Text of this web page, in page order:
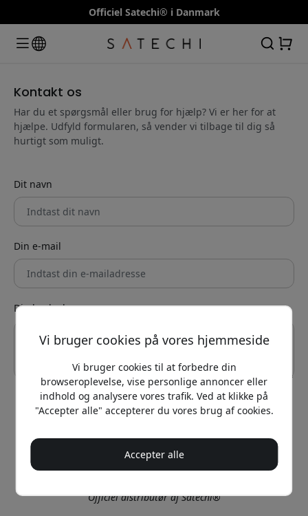
Officiel Satechi® i Danmark
Kontakt os
Har du et spørgsmål eller brug for hjælp? Vi er her for at
hjælpe. Udfyld formularen, så vender vi tilbage til dig så
hurtigt som muligt.
Dit navn
Din e-mail
Din besked
Send
Officiel Satechi® i Danmark
Officiel distributør af Satechi®
Vi bruger cookies på vores hjemmeside
Vi bruger cookies til at forbedre din
browseroplevelse, vise personlige annoncer eller
indhold og analysere vores trafik. Ved at klikke på
"Accepter alle" accepterer du vores brug af cookies.
Accepter alle